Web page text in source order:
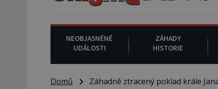
NEOBJASNĚNÉ
UDÁLOSTI
ZÁHADY
HISTORIE
Domů Záhadně ztracený poklad krále